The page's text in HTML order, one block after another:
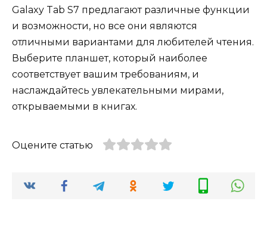
Galaxy Tab S7 предлагают различные функции
и возможности, но все они являются
отличными вариантами для любителей чтения.
Выберите планшет, который наиболее
соответствует вашим требованиям, и
наслаждайтесь увлекательными мирами,
открываемыми в книгах.
Оцените статью